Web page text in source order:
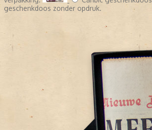
geschenkdoos zonder opdruk.